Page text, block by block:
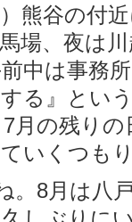
熊谷の付
場、夜は
中は事務
る』とい
月の残り
いくつも
。8月は八